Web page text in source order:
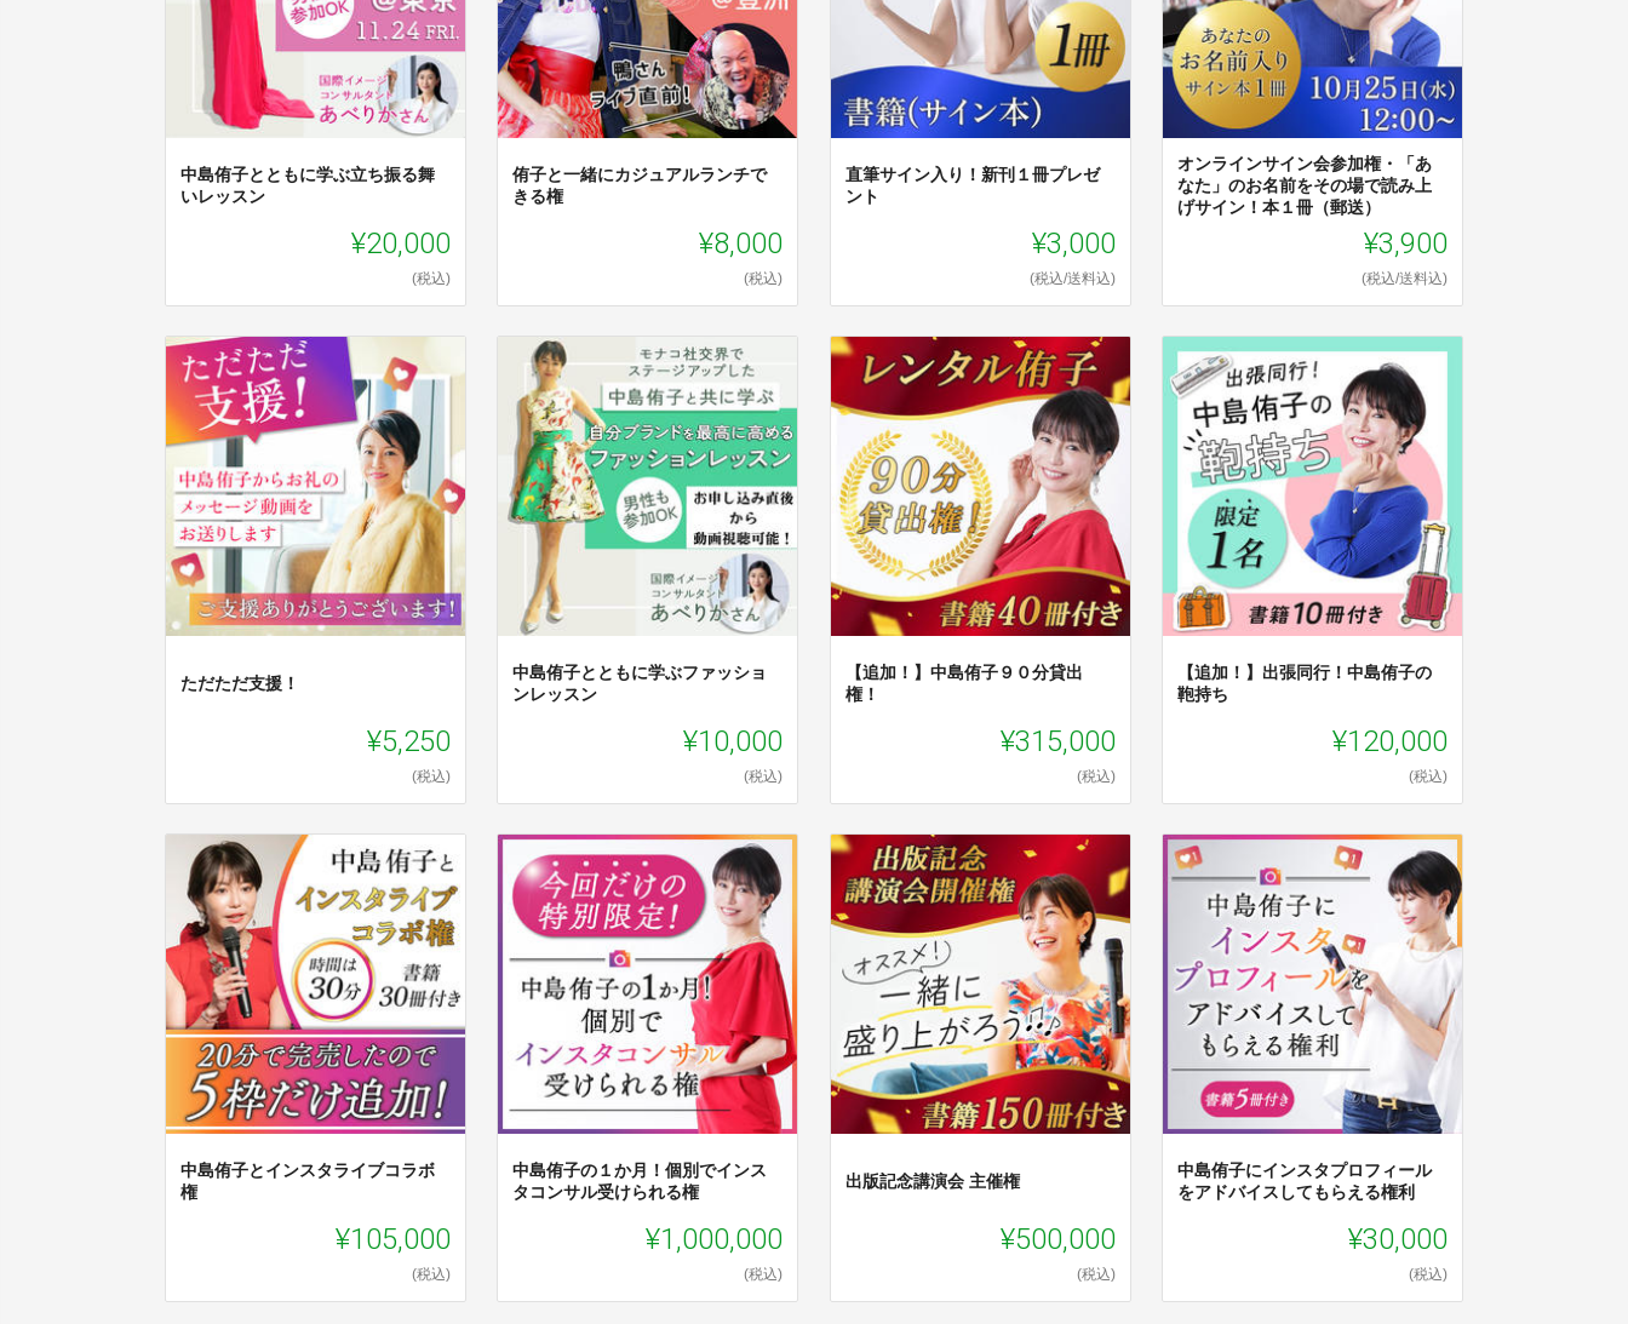
中島侑子とともに学ぶ立ち振る舞
いレッスン
¥20,000
(税込)
侑子と一緒にカジュアルランチで
きる権
¥8,000
(税込)
直筆サイン入り！新刊１冊プレゼ
ント
¥3,000
(税込/送料込)
オンラインサイン会参加権・「あ
なた」のお名前をその場で読み上
げサイン！本１冊（郵送）
¥3,900
(税込/送料込)
ただただ支援！
¥5,250
(税込)
中島侑子とともに学ぶファッショ
ンレッスン
¥10,000
(税込)
【追加！】中島侑子９０分貸出
権！
¥315,000
(税込)
【追加！】出張同行！中島侑子の
鞄持ち
¥120,000
(税込)
中島侑子とインスタライブコラボ
権
¥105,000
(税込)
中島侑子の１か月！個別でインス
タコンサル受けられる権
¥1,000,000
(税込)
出版記念講演会 主催権
¥500,000
(税込)
中島侑子にインスタプロフィール
をアドバイスしてもらえる権利
¥30,000
(税込)